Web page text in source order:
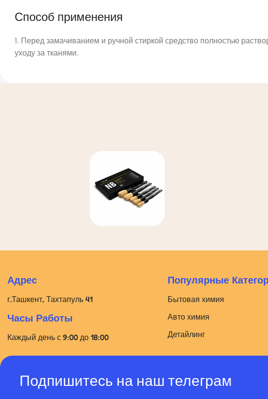
Способ применения
1. Перед замачиванием и ручной стиркой средство полностью
уходу за тканями.
Адрес
г.Ташкент, Тахтапуль 41
Часы Работы
Каждый день с 9:00 до 18:00
Популярные
Бытовая химия
Авто химия
Детайлинг
Подпишитесь на наш телеграм